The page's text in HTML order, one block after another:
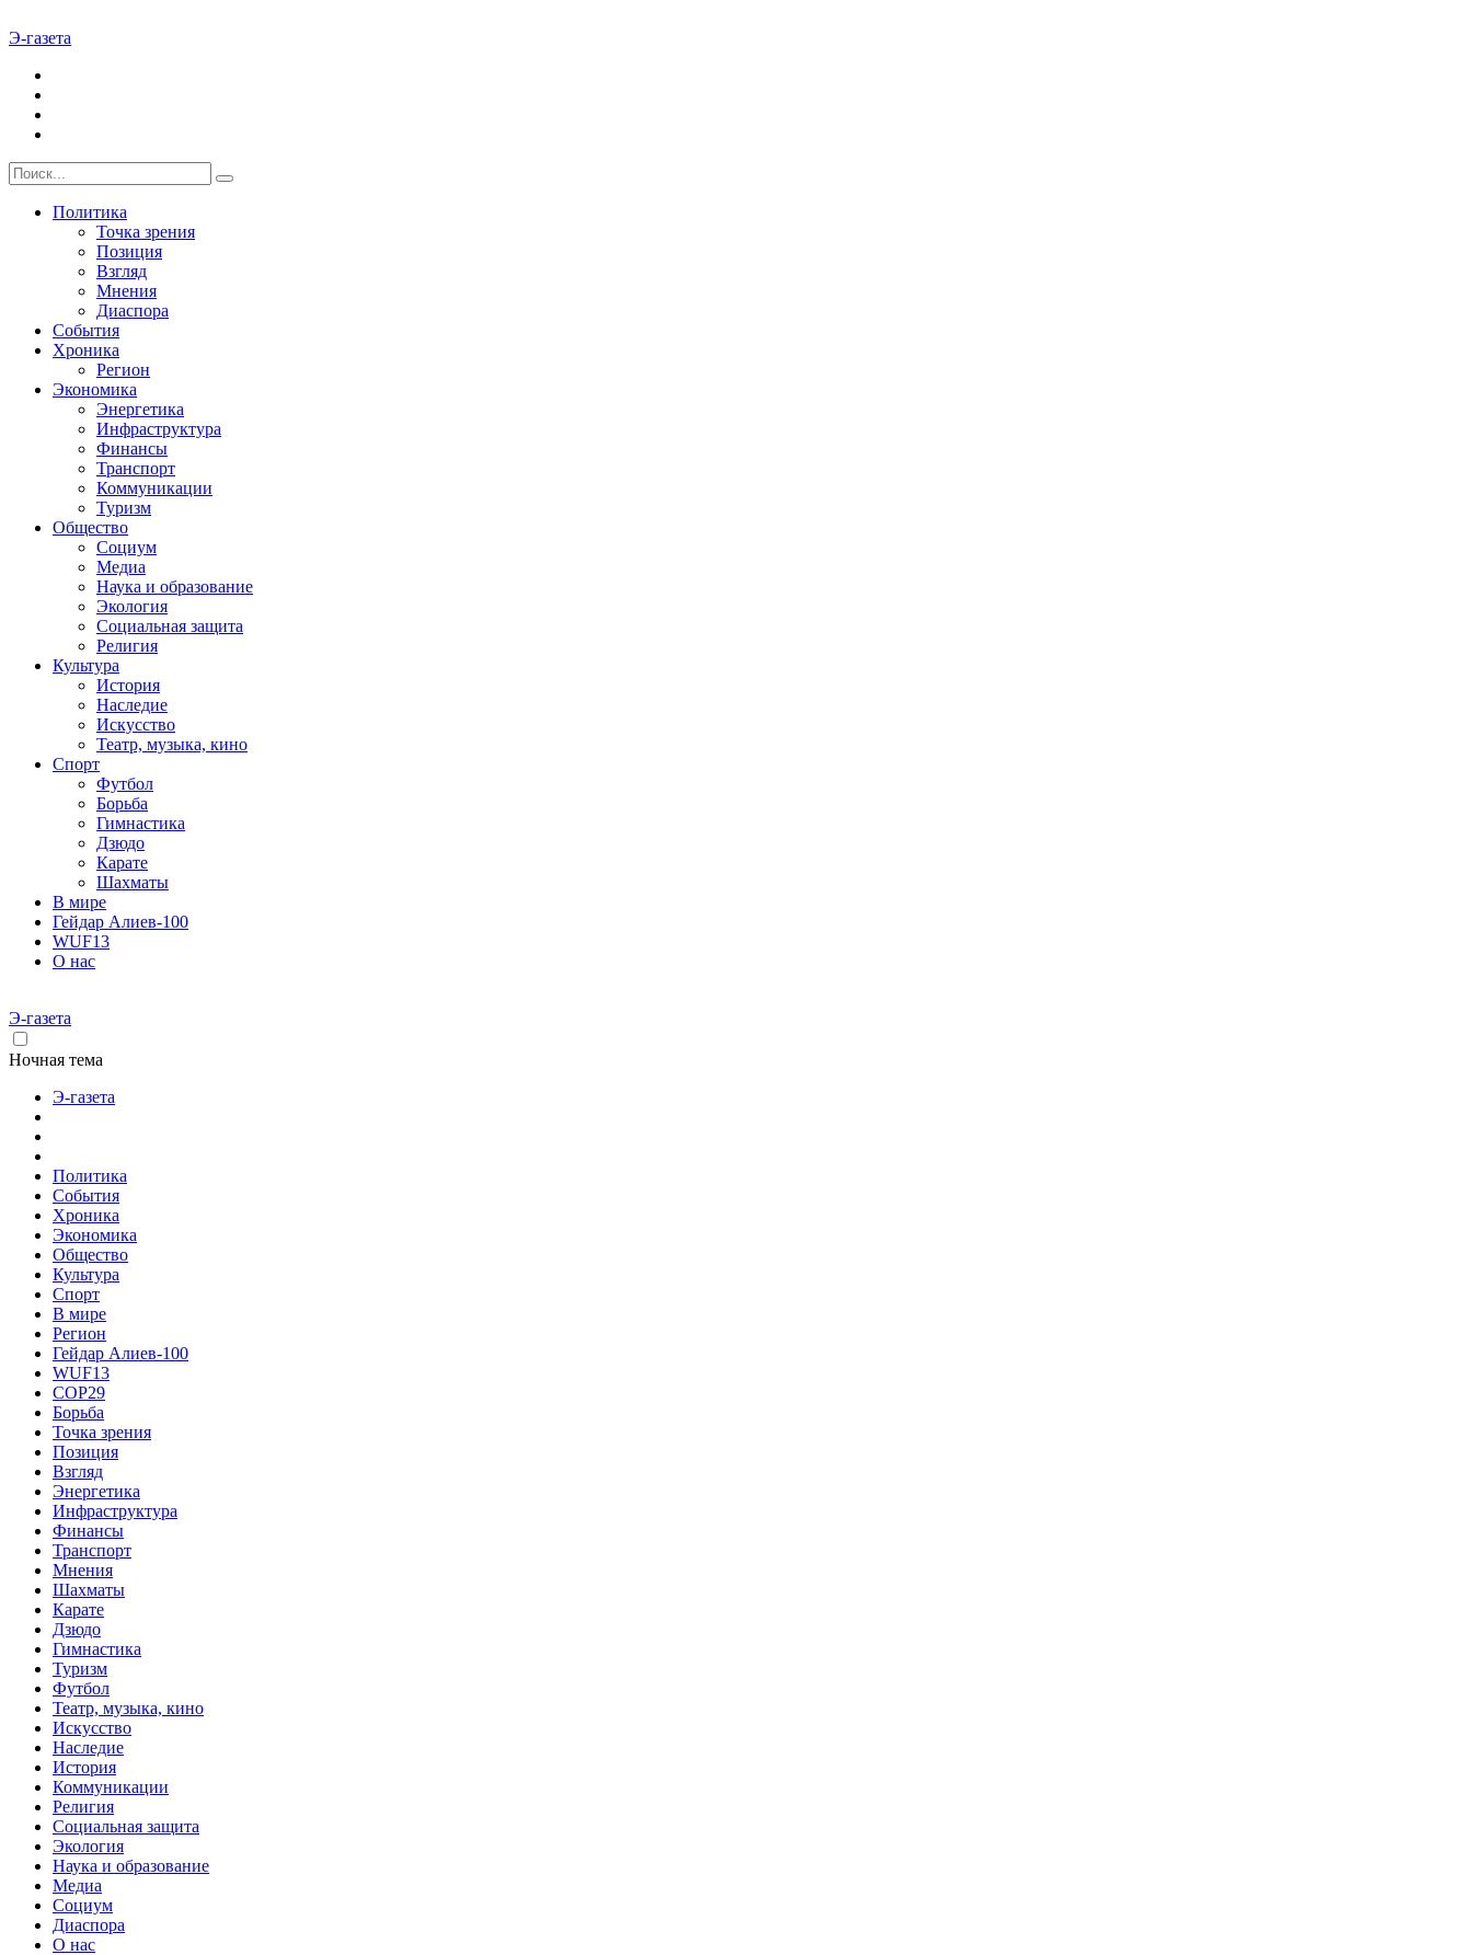
Э-газета
Политика
Точка зрения
Позиция
Взгляд
Мнения
Диаспора
События
Хроника
Регион
Экономика
Энергетика
Инфраструктура
Финансы
Транспорт
Коммуникации
Туризм
Общество
Социум
Медиа
Наука и образование
Экология
Социальная защита
Религия
Культура
История
Наследие
Искусство
Театр, музыка, кино
Спорт
Футбол
Борьба
Гимнастика
Дзюдо
Карате
Шахматы
В мире
Гейдар Алиев-100
WUF13
О нас
Э-газета
Ночная тема
Э-газета
Политика
События
Хроника
Экономика
Общество
Культура
Спорт
В мире
Регион
Гейдар Алиев-100
WUF13
COP29
Борьба
Точка зрения
Позиция
Взгляд
Энергетика
Инфраструктура
Финансы
Транспорт
Мнения
Шахматы
Карате
Дзюдо
Гимнастика
Туризм
Футбол
Театр, музыка, кино
Искусство
Наследие
История
Коммуникации
Религия
Социальная защита
Экология
Наука и образование
Медиа
Социум
Диаспора
О нас